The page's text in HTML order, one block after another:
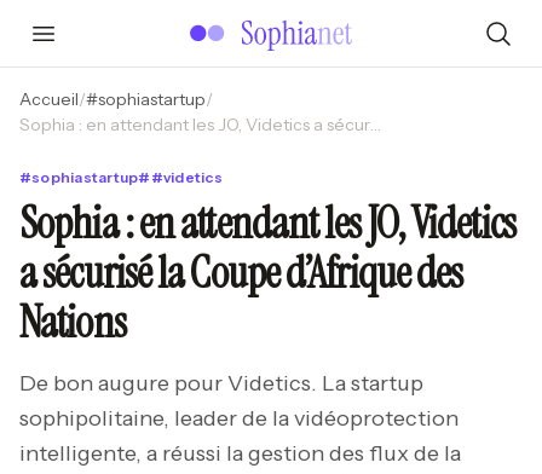
Accueil/#sophiastartup/
Sophia : en attendant les JO, Videtics a sécurisé la Coupe d’Afrique des Nations
#sophiastartup# #videtics
Sophia : en attendant les JO, Videtics
a sécurisé la Coupe d’Afrique des
Nations
De bon augure pour Videtics. La startup
sophipolitaine, leader de la vidéoprotection
intelligente, a réussi la gestion des flux de la